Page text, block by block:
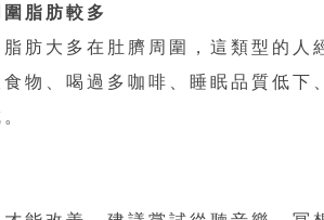
脂肪較多
肪大多在肚臍周圍，這類型的
物、喝過多咖啡、睡眠品質低